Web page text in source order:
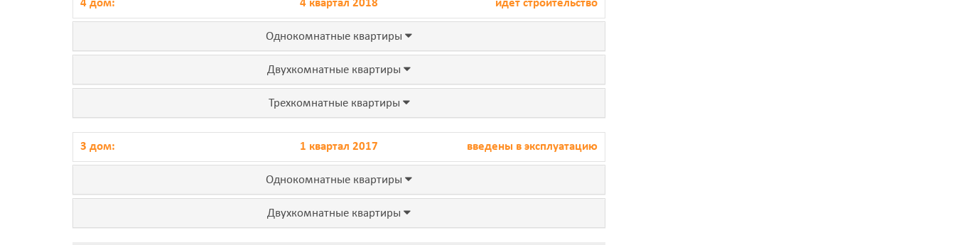
4 дом: 4 квартал 2018 идет строительство
Однокомнатные квартиры
Двухкомнатные квартиры
Трехкомнатные квартиры
3 дом: 1 квартал 2017 введены в эксплуатацию
Однокомнатные квартиры
Двухкомнатные квартиры